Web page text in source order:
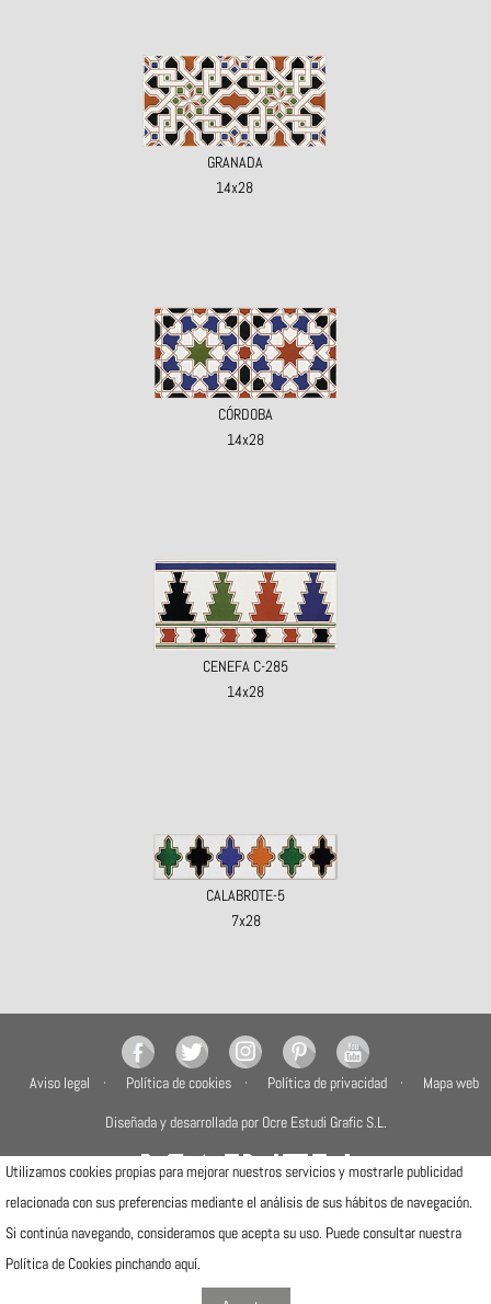
GRANADA
14x28
CÓRDOBA
14x28
CENEFA C-285
14x28
CALABROTE-5
7x28
Aviso legal Política de cookies Política de privacidad
Mapa web
Diseñada y desarrollada por Ocre Estudi Grafic S.L.
Camí de la Travessa, 17
12540 Vila-real (Castellón)
Telfs: (+34) 964506300 · (+34) 964506301
Utilizamos cookies propias para mejorar nuestros servicios y mostrarle publicidad
relacionada con sus preferencias mediante el análisis de sus hábitos de navegación.
Si continúa navegando, consideramos que acepta su uso. Puede consultar nuestra
Política de Cookies pinchando aquí.